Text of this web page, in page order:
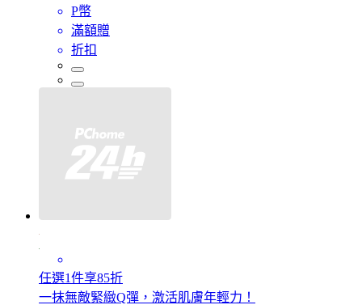
P幣
滿額贈
折扣
任選1件享85折
一抹無敵緊緻Q彈，激活肌膚年輕力！